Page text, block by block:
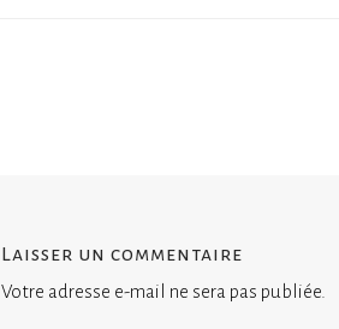
Laisser un commentaire
Votre adresse e-mail ne sera pas publiée.